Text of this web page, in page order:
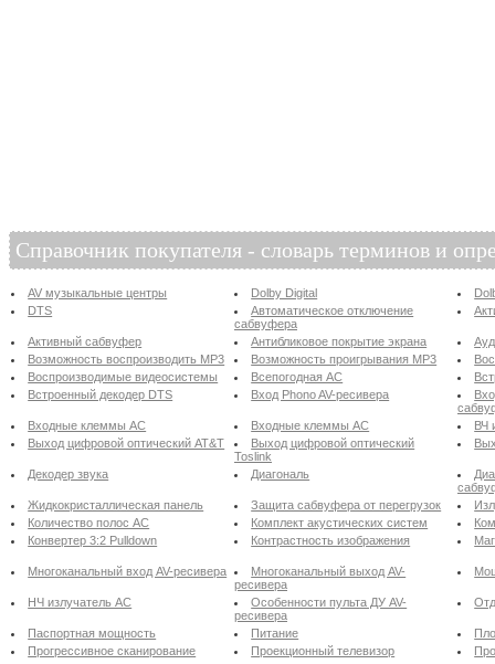
Справочник покупателя - словарь терминов и
AV музыкальные центры Dolby Digital
DTS
Автоматическое отключение
сабвуфера
Активный сабвуфер Антибликовое покрытие экрана
Возможность воспроизводить MP3
Возможность проигрывания MP3
Воспроизводимые видеосистемы
Всепогодная АС
Встроенный декодер DTS
Вход Phono AV-ресивера
Входные клеммы АС
Входные клеммы АС
ВЧ
Выход цифровой оптический AT&T
Выход цифровой оптический
Toslink
Декодер звука Диагональ
Жидкокристаллическая панель
Защита сабвуфера от перегрузок
Количество полос АС
Комплект акустических систем
Конвертер 3:2 Pulldown
Контрастность изображения
Многоканальный вход AV-ресивера
Многоканальный выход AV-
ресивера
НЧ излучатель АС
Особенности пульта ДУ AV-
ресивера
Паспортная мощность Питание
Прогрессивное сканирование
Проекционный телевизор